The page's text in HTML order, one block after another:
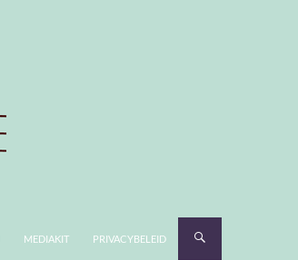
MEDIAKIT PRIVACYBELEID